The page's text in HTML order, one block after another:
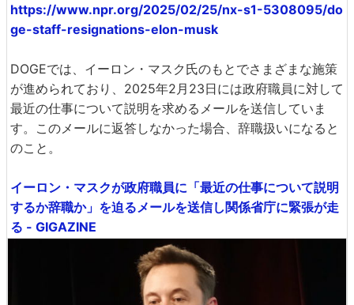
https://www.npr.org/2025/02/25/nx-s1-5308095/do
ge-staff-resignations-elon-musk
DOGEでは、イーロン・マスク氏のもとでさまざまな施策
が進められており、2025年2月23日には政府職員に対して
最近の仕事について説明を求めるメールを送信していま
す。このメールに返答しなかった場合、辞職扱いになると
のこと。
イーロン・マスクが政府職員に「最近の仕事について説明
するか辞職か」を迫るメールを送信し関係省庁に緊張が走
る - GIGAZINE